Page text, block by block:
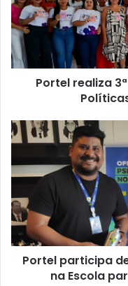
e
l
e
a
a
3
C
n
f
e
r
Portel realiza
P
o
t
l
p
r
Portel participa
na Escola